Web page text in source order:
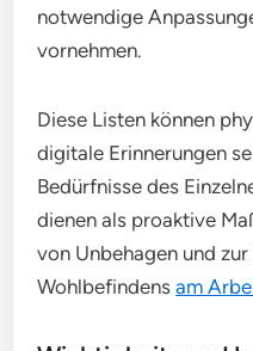
notwendige
vornehmen.
Diese Listen können
digitale Erinnerungen
Bedürfnisse des
dienen als proaktive
von Unbehagen und
Wohlbefindensam